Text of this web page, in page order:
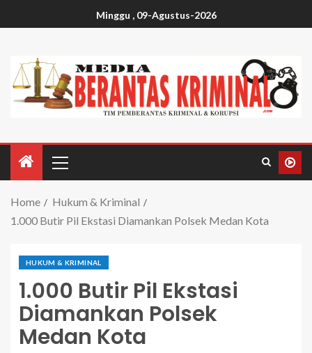
Minggu , 09-Agustus-2026
Home
Hukum & Kriminal
1.000 Butir Pil Ekstasi Diamankan Polsek Medan Kota
HUKUM & KRIMINAL
1.000 Butir Pil Ekstasi
Diamankan Polsek
Medan Kota